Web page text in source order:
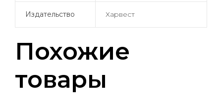
Издательство Харвест
Похожие
товары